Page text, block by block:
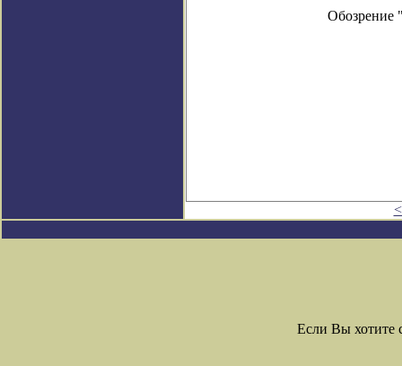
Обозрение
Если Вы хотите